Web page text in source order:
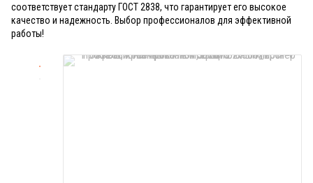
соответствует стандарту ГОСТ 2838, что гарантирует его высокое
качество и надежность. Выбор профессионалов для эффективной
работы!